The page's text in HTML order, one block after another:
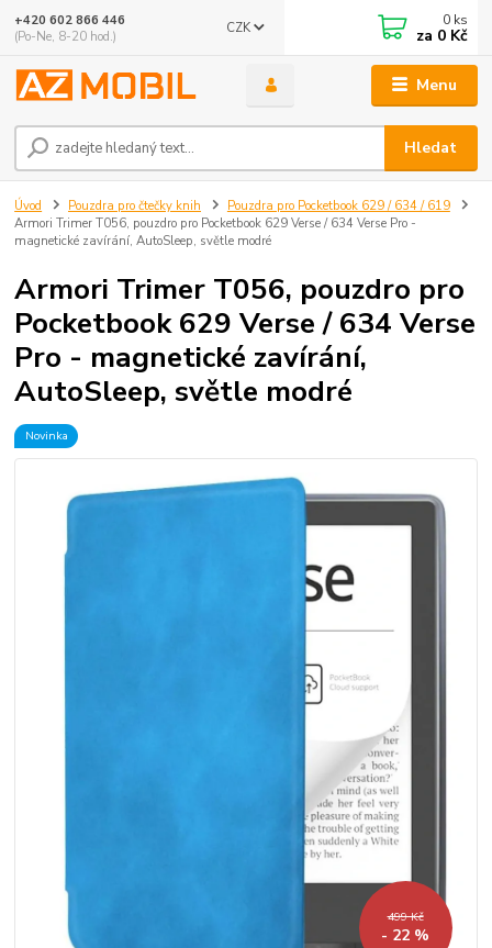
Menu
CZK
Hledat
+420 602 866 446
(Po-Ne, 8-20 hod.)
0 ks
za 0 Kč
Úvod Pouzdra pro čtečky knih
Pouzdra pro Pocketbook 629 / 634 / 619
Armori Trimer T056, pouzdro pro Pocketbook 629 Verse / 634 Verse Pro -
magnetické zavírání, AutoSleep, světle modré
Armori Trimer T056, pouzdro pro
Pocketbook 629 Verse / 634 Verse
Pro - magnetické zavírání,
AutoSleep, světle modré
Novinka
499 Kč
- 22 %